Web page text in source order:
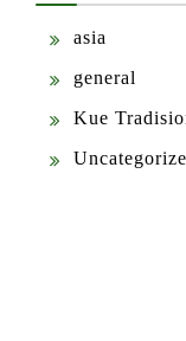
asia
general
Kue